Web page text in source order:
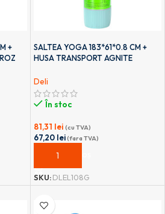
+
SALTEA YOGA 183*61*0.8 CM +
HUSA TRANSPORT AGNITE
Deli
În stoc
81,31 lei (cu TVA)
67,20 lei(fara TVA)
ADAUGĂ ÎN COȘ
SKU:DLEL108G